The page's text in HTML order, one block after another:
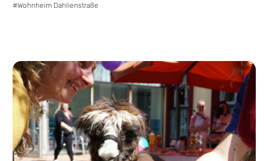
#Wohnheim Dahlienstraße